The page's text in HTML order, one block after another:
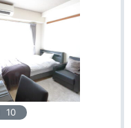
10